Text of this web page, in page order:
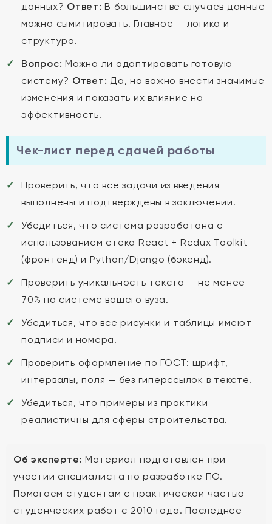
данных? Ответ: В большинстве случаев данные
можно сымитировать. Главное — логика и
структура.
Вопрос: Можно ли адаптировать готовую
систему? Ответ: Да, но важно внести значимые
изменения и показать их влияние на
эффективность.
Чек-лист перед сдачей работы
Проверить, что все задачи из введения
выполнены и подтверждены в заключении.
Убедиться, что система разработана с
использованием стека React + Redux Toolkit
(фронтенд) и Python/Django (бэкенд).
Проверить уникальность текста — не менее
70% по системе вашего вуза.
Убедиться, что все рисунки и таблицы имеют
подписи и номера.
Проверить оформление по ГОСТ: шрифт,
интервалы, поля — без гиперссылок в тексте.
Убедиться, что примеры из практики
реалистичны для сферы строительства.
Об эксперте: Материал подготовлен при
участии специалиста по разработке ПО.
Помогаем студентам с практической частью
студенческих работ с 2010 года. Последнее